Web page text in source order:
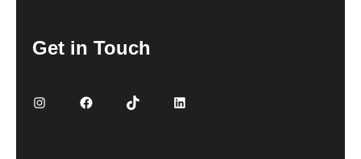
Get in Touch
InstagramFacebookTikTok LinkedIn